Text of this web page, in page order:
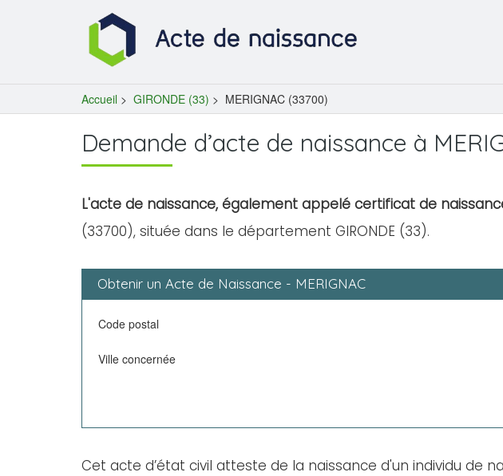
Accueil > GIRONDE (33) > MERIGNAC (33700)
Demande d’acte de naissance à
L'acte de naissance, également appelé certificat de
(33700), située dans le département GIRONDE (33).
Obtenir un Acte de Naissance - MERIGNAC
Code postal
Ville concernée
Cet acte d’état civil atteste de la naissance d'un individu de